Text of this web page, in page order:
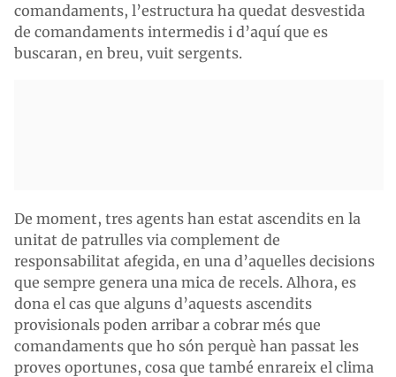
comandaments, l’estructura ha quedat desvestida
de comandaments intermedis i d’aquí que es
buscaran, en breu, vuit sergents.
De moment, tres agents han estat ascendits en la
unitat de patrulles via complement de
responsabilitat afegida, en una d’aquelles decisions
que sempre genera una mica de recels. Alhora, es
dona el cas que alguns d’aquests ascendits
provisionals poden arribar a cobrar més que
comandaments que ho són perquè han passat les
proves oportunes, cosa que també enrareix el clima